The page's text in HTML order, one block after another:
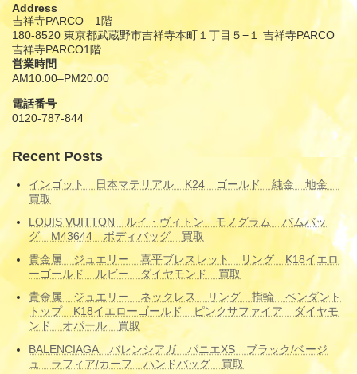
Address
吉祥寺PARCO 1階
180-8520 東京都武蔵野市吉祥寺本町１丁目５−１ 吉祥寺PARCO
吉祥寺PARCO1階
営業時間
AM10:00–PM20:00
電話番号
0120-787-844
Recent Posts
インゴット 日本マテリアル K24 ゴールド 純金 地金
買取
LOUIS VUITTON ルイ・ヴィトン モノグラム バムバッ
グ M43644 ボディバッグ 買取
貴金属 ジュエリー 喜平ブレスレット リング K18イエロ
ーゴールド ルビー ダイヤモンド 買取
貴金属 ジュエリー ネックレス リング 指輪 ペンダント
トップ K18イエローゴールド ピンクサファイア ダイヤモ
ンド オパール 買取
BALENCIAGA バレンシアガ パニエXS ブラック/ベージ
ュ ラフィア/カーフ ハンドバッグ 買取